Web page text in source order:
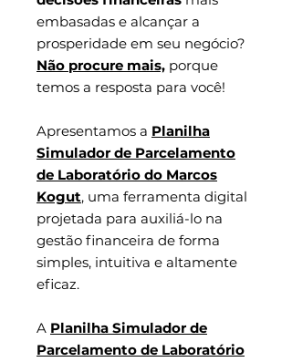
embasadas e alcançar a
prosperidade em seu negócio?
Não procure mais, porque
temos a resposta para você!
Apresentamos a Planilha
Simulador de Parcelamento
de Laboratório do Marcos
Kogut, uma ferramenta digital
projetada para auxiliá-lo na
gestão financeira de forma
simples, intuitiva e altamente
eficaz.
A Planilha Simulador de
Parcelamento de Laboratório